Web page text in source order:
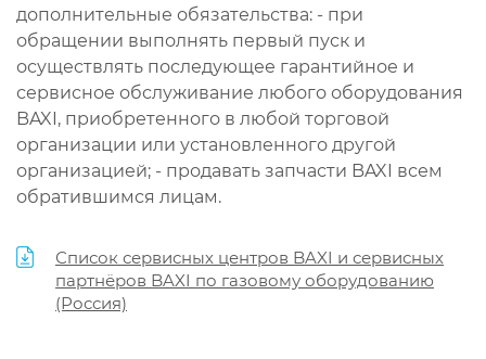
дополнительные обязательства: - при
обращении выполнять первый пуск и
осуществлять последующее гарантийное и
сервисное обслуживание любого оборудования
BAXI, приобретенного в любой торговой
организации или установленного другой
организацией; - продавать запчасти BAXI всем
обратившимся лицам.
Список сервисных центров BAXI и сервисных
партнёров BAXI по газовому оборудованию
(Россия)